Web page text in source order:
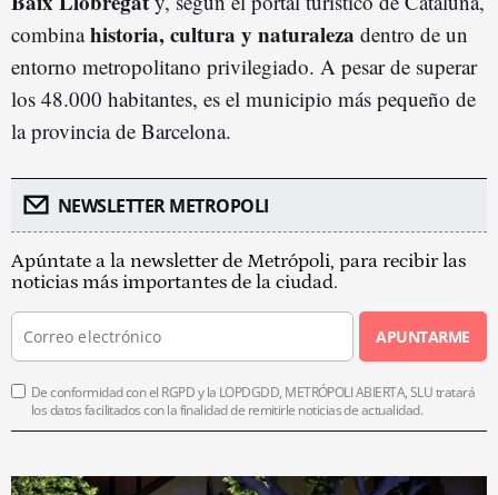
combinahistoria, cultura y naturaleza dentro de un
entorno metropolitano privilegiado. A pesar de superar
los 48.000 habitantes, es el municipio más pequeño de
la provincia de Barcelona.
NEWSLETTER METROPOLI
Apúntate a la newsletter de Metrópoli, para recibir las
noticias más importantes de la ciudad.
APUNTARME
De conformidad con el RGPD y la LOPDGDD, METRÓPOLI ABIERTA, SLU tratará
los datos facilitados con la finalidad de remitirle noticias de actualidad.